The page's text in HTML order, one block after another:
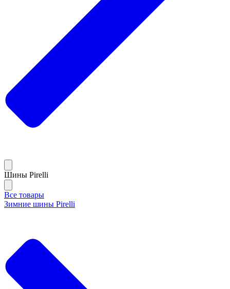
Шины Pirelli
Все товары
Зимние шины Pirelli